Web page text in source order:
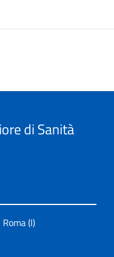
di Sanità
(I)